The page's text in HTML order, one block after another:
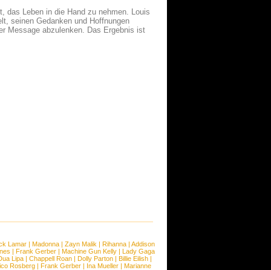
das Leben in die Hand zu nehmen. Louis
seinen Gedanken und Hoffnungen
Message abzulenken. Das Ergebnis ist
Lamar | Madonna | Zayn Malik | Rihanna | Addison
| Frank Gerber| Machine Gun Kelly| Lady Gaga
Lipa | Chappell Roan | Dolly Parton | Billie Eilish |
Rosberg| Frank Gerber| Ina Mueller| Marianne